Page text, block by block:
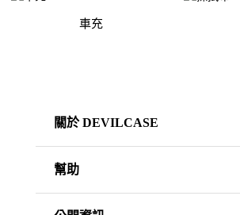
車充
關於 DEVILCASE
幫助